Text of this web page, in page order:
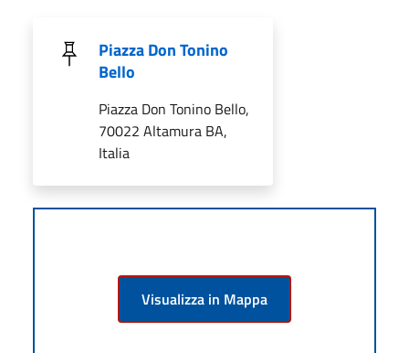
Piazza Don Tonino
Bello
Piazza Don Tonino Bello,
70022 Altamura BA,
Italia
Visualizza in Mappa